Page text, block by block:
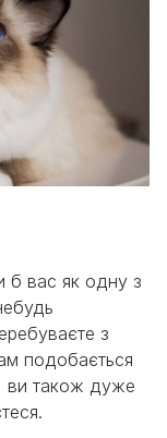
б вас як одну з
з
подобається
ви також дуже